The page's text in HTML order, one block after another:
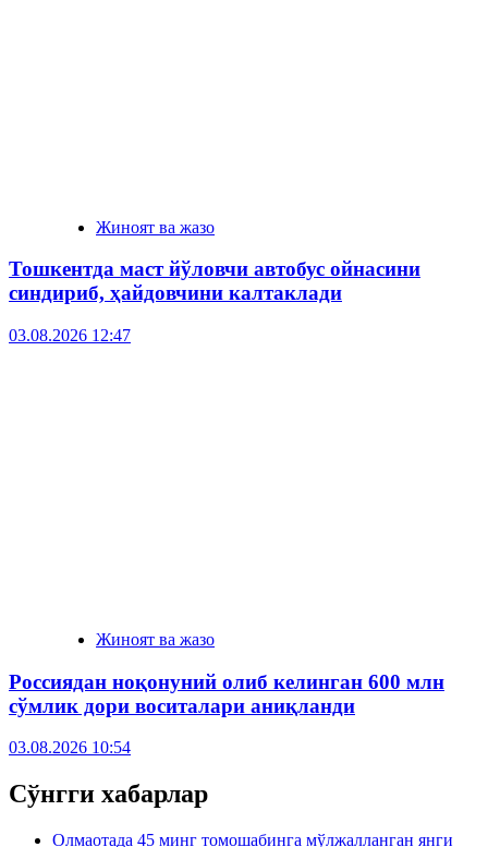
Жиноят ва жазо
Тошкентда маст йўловчи автобус ойнасини
синдириб, ҳайдовчини калтаклади
03.08.2026 12:47
Жиноят ва жазо
Россиядан ноқонуний олиб келинган 600 млн
сўмлик дори воситалари аниқланди
03.08.2026 10:54
Сўнгги хабарлар
Олмаотада 45 минг томошабинга мўлжалланган янги